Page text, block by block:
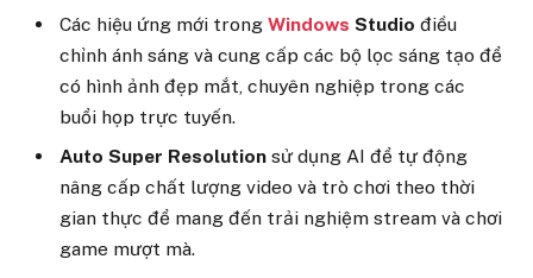
Các hiệu ứng mới trong Windows Studio điều
chỉnh ánh sáng và cung cấp các bộ lọc sáng tạo để
có hình ảnh đẹp mắt, chuyên nghiệp trong các
buổi họp trực tuyến.
Auto Super Resolution sử dụng AI để tự động
nâng cấp chất lượng video và trò chơi theo thời
gian thực để mang đến trải nghiệm stream và chơi
game mượt mà.